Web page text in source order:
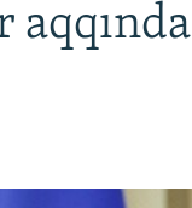
aqqında